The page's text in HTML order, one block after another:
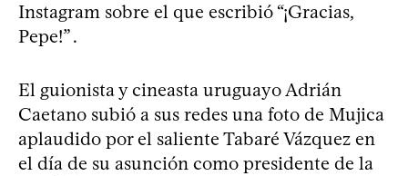
Instagram sobre el que escribió “¡Gracias,
Pepe!” .
El guionista y cineasta uruguayo Adrián
Caetano subió a sus redes una foto de Mujica
aplaudido por el saliente Tabaré Vázquez en
el día de su asunción como presidente de la